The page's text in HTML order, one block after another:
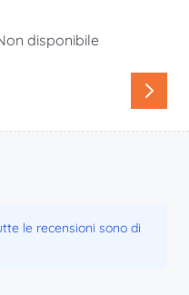
disponibile
le recensioni sono di